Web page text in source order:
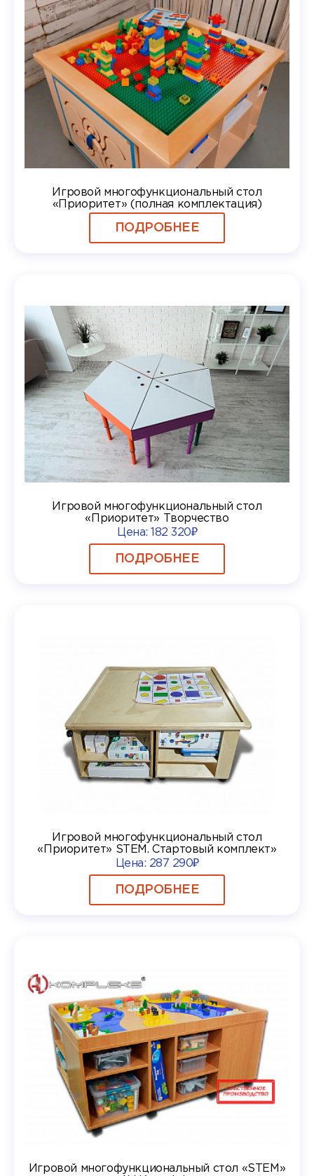
Игровой многофункциональный стол
«Приоритет» (полная комплектация)
ПОДРОБНЕЕ
Игровой многофункциональный стол
«Приоритет» Творчество
Цена:
182 320₽
ПОДРОБНЕЕ
Игровой многофункциональный стол
«Приоритет» STEM. Стартовый комплект»
Цена: 287 290₽
ПОДРОБНЕЕ
Игровой многофункциональный стол «STEM»